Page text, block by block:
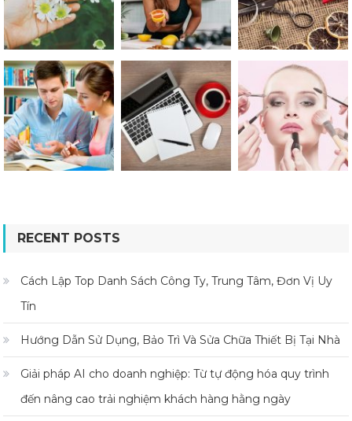
RECENT POSTS
Cách Lập Top Danh Sách Công Ty, Trung Tâm, Đơn Vị Uy
Tín
Hướng Dẫn Sử Dụng, Bảo Trì Và Sửa Chữa Thiết Bị Tại Nhà
Giải pháp AI cho doanh nghiệp: Từ tự động hóa quy trình
đến nâng cao trải nghiệm khách hàng hằng ngày